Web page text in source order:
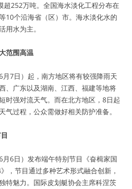
超252万吨。全国海水淡化工程分布在
10个沿海省（区）市。海水淡化水的
用水为主。
范围高温
7日）起，南方地区将有较强降雨天
、广东以及湖南、江西、福建等地将
时强对流天气。而在北方地区，8日起
气过程，公众需做好相关防护准备。
6日）发布端午特别节目《奋楫家国
节目通过多种艺术形式融合创新，
特魅力。国际皮划艇协会主席科涅茨